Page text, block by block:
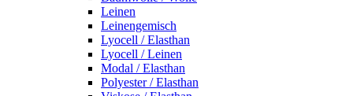
Leinen
Leinengemisch
Lyocell / Elasthan
Lyocell / Leinen
Modal / Elasthan
Polyester / Elasthan